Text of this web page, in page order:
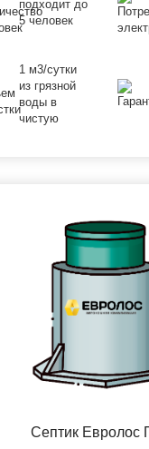
подходит до
5 человек
1 м3/сутки
из грязной
воды в
чистую
Септик Евролос